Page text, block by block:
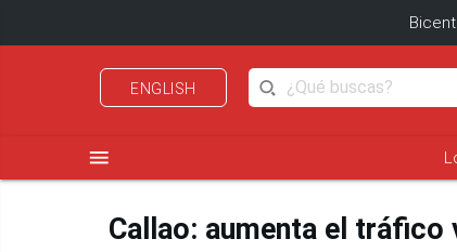
ENGLISH
menu
Callao: aumenta el tráfico